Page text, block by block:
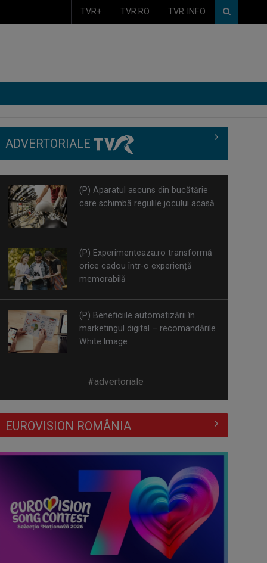
TVR+ TVR.RO TVR INFO
ADVERTORIALE
memorabilă
White Image
(P) 5 platforme de meditații online
din România în 2026
(P) Plajele din broșuri și regulile
pentru vizitatori: ce nu îți spune ...
(P) Migrene frecvente: când
recomandă neurologul un RMN
#advertoriale
EUROVISION ROMÂNIA